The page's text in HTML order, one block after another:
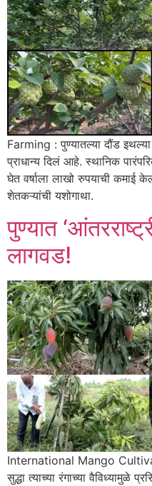
Farming : पुण्यातल्या दौंड
प्राधान्य दिलं आहे. स्थानिक
घेत वर्षाला लाखो रुपयाची कमाई
शेतकऱ्यांची यशोगाथा.
पुण्यात
लागवड!
International Mango
सुद्धा त्याच्या रंगाच्या वैविध्यामुळे